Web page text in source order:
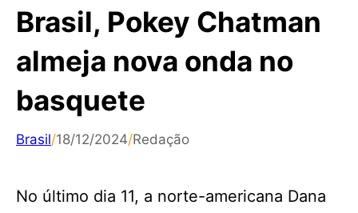
Brasil, Pokey Chatman
almeja nova onda no
basquete
Brasil/18/12/2024/Redação
No último dia 11, a norte-americana Dana